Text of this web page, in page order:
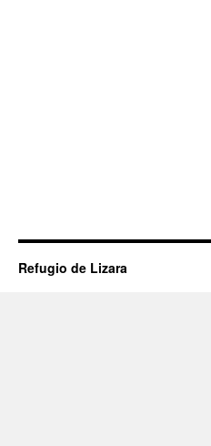
Refugio de Lizara